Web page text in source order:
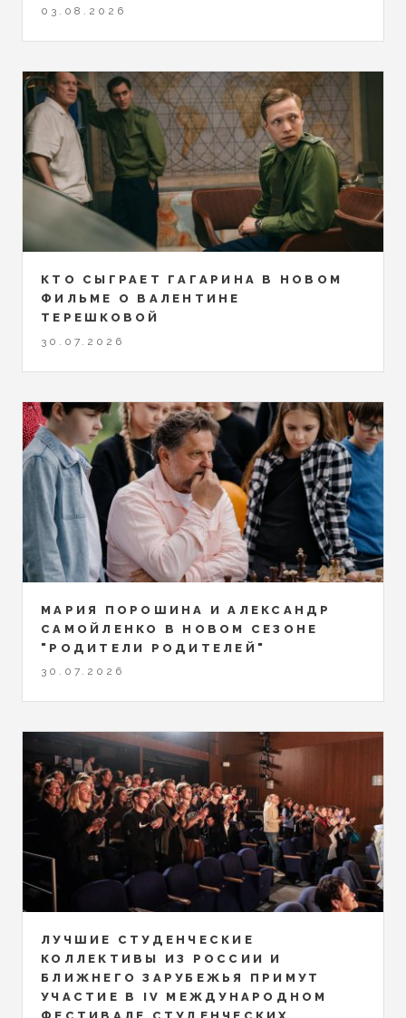
03.08.2026
КТО СЫГРАЕТ ГАГАРИНА В НОВОМ
ФИЛЬМЕ О ВАЛЕНТИНЕ
ТЕРЕШКОВОЙ
30.07.2026
МАРИЯ ПОРОШИНА И АЛЕКСАНДР
САМОЙЛЕНКО В НОВОМ СЕЗОНЕ
"РОДИТЕЛИ РОДИТЕЛЕЙ"
30.07.2026
ЛУЧШИЕ СТУДЕНЧЕСКИЕ
КОЛЛЕКТИВЫ ИЗ РОССИИ И
БЛИЖНЕГО ЗАРУБЕЖЬЯ ПРИМУТ
УЧАСТИЕ В IV МЕЖДУНАРОДНОМ